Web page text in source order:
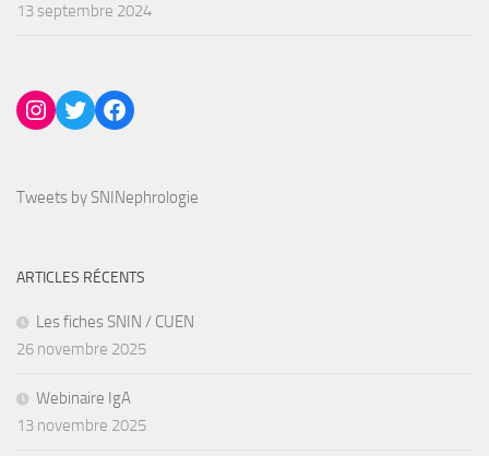
13 septembre 2024
Instagram
TwitterFacebook
Tweets by SNINephrologie
ARTICLES RÉCENTS
Les fiches SNIN / CUEN
26 novembre 2025
Webinaire IgA
13 novembre 2025